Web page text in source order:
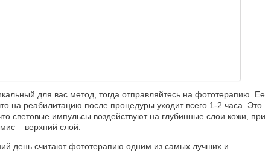
для вас метод, тогда отправляйтесь на фототерапию. Ее
на реабилитацию после процедуры уходит всего 1-2 часа. Это
световые импульсы воздействуют на глубинные слои кожи, при
– верхний слой.
день считают фототерапию одним из самых лучших и